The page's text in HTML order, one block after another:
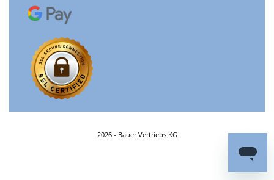
2026 - Bauer Vertriebs KG